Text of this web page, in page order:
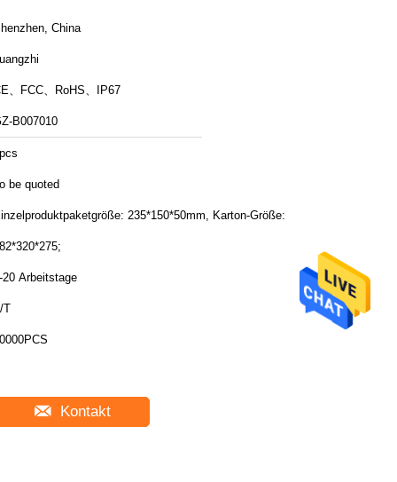
China
、FCC、RoHS、IP67
B007010
be quoted
235*150*50mm, Karton-Größe:
20 Arbeitstage
T
Kontakt